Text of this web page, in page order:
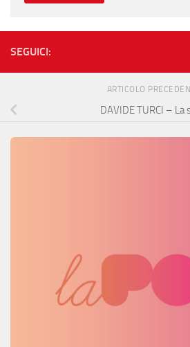
SEGUICI:
ARTICOLO
DAVIDE TURCI – La